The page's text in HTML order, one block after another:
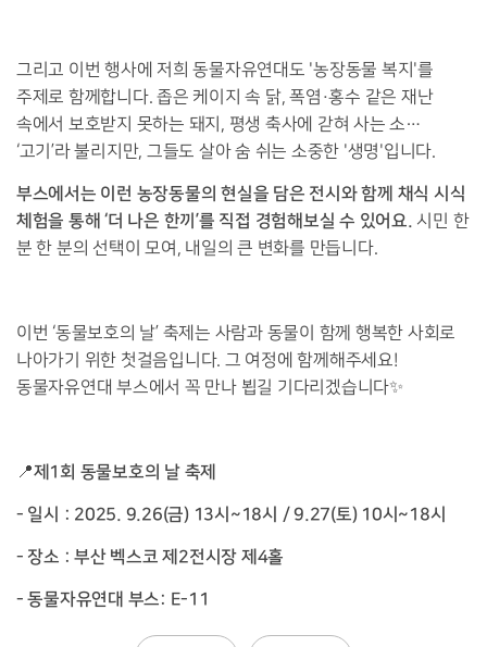
그리고 이번 행사에 저희 동물자유연대도 '농장동물 복지'를
주제로 함께합니다. 좁은 케이지 속 닭,폭염·홍수 같은 재난
속에서 보호받지 못하는 돼지, 평생 축사에 갇혀 사는 소…
‘고기’라 불리지만, 그들도 살아 숨 쉬는 소중한 '생명'입니다.
부스에서는 이런 농장동물의 현실을 담은 전시와 함께 채식 시식
체험을 통해 ‘더 나은 한끼’를 직접 경험해보실 수 있어요. 시민 한
분 한 분의 선택이 모여, 내일의 큰 변화를 만듭니다.
이번 ‘동물보호의 날’ 축제는 사람과 동물이 함께 행복한 사회로
나아가기 위한 첫걸음입니다. 그 여정에 함께해주세요!
동물자유연대 부스에서 꼭 만나 뵙길 기다리겠습니다✨
📍제1회 동물보호의 날 축제
- 일시 : 2025. 9.26(금) 13시~18시 / 9.27(토) 10시~18시
- 장소 : 부산 벡스코 제2전시장 제4홀
- 동물자유연대 부스: E-11